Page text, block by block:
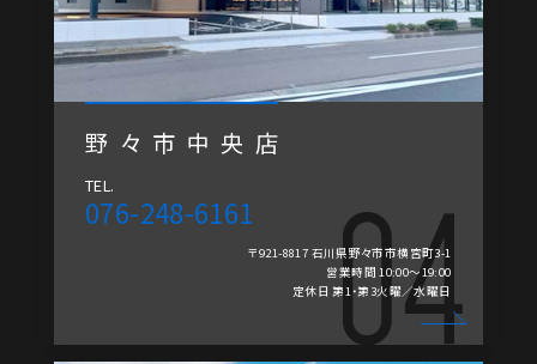
野々市中央店
TEL.
076-248-6161
〒921-8817 石川県野々市市横宮町3-1
営業時間 10:00～19:00
定休日 第1・第3火曜／水曜日